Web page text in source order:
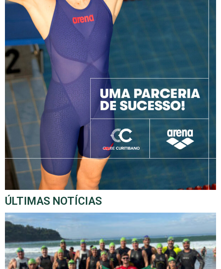
ÚLTIMAS NOTÍCIAS